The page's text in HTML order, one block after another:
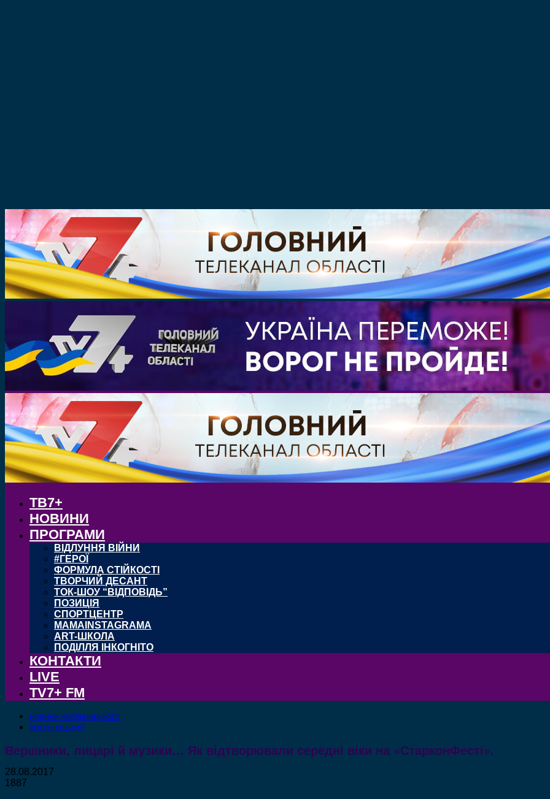
ТВ7+
НОВИНИ
ПРОГРАМИ
ВІДЛУННЯ ВІЙНИ
#ГЕРОЇ
ФОРМУЛА СТІЙКОСТІ
ТВОРЧИЙ ДЕСАНТ
ТОК-ШОУ “ВІДПОВІДЬ”
ПОЗИЦІЯ
СПОРТЦЕНТР
MAMAINSTAGRAMA
ART-ШКОЛА
ПОДІЛЛЯ ІНКОГНІТО
КОНТАКТИ
LIVE
TV7+ FM
НОВИНИ ХМЕЛЬНИЦЬКОГО
ХМЕЛЬНИЦЬКИЙ
Вершники, лицарі й музики… Як відтворювали середні віки на «СтарконФесті».
28.08.2017
1887